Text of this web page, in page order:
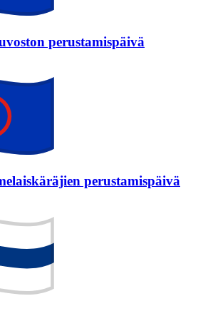
perustamispäivä
perustamispäivä